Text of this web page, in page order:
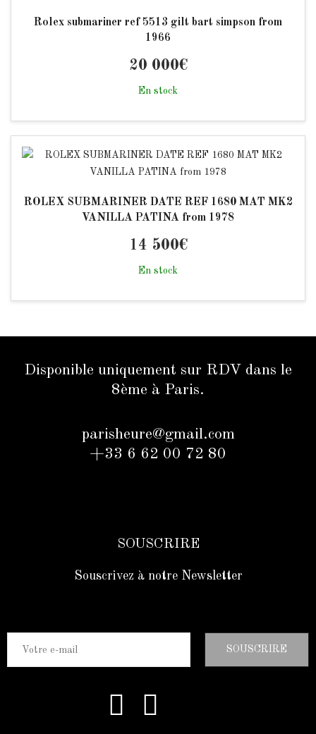
Rolex submariner ref 5513 gilt bart simpson from
1966
20 000€
En stock
ROLEX SUBMARINER DATE REF 1680 MAT MK2
VANILLA PATINA from 1978
14 500€
En stock
Disponible uniquement sur RDV dans le
8ème à Paris.
parisheure@gmail.com
+33 6 62 00 72 80
SOUSCRIRE
Souscrivez à notre Newsletter
SOUSCRIRE